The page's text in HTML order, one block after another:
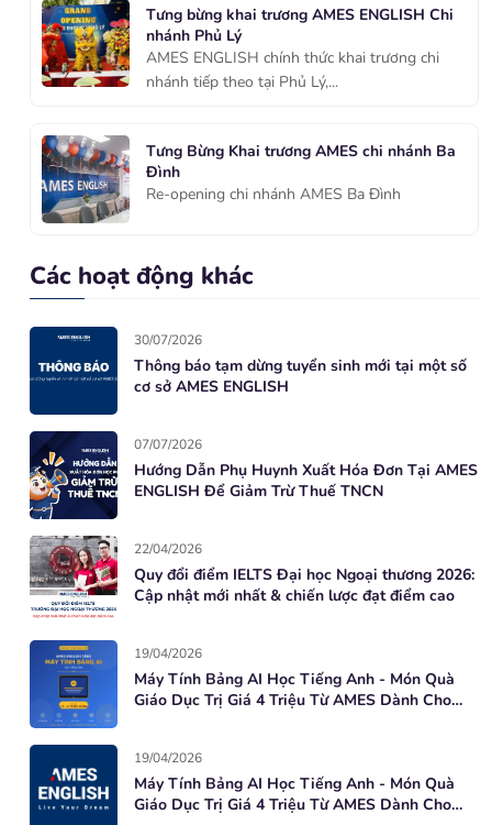
Tưng bừng khai trương AMES ENGLISH Chi
nhánh Phủ Lý
AMES ENGLISH chính thức khai trương chi
nhánh tiếp theo tại Phủ Lý,...
Tưng Bừng Khai trương AMES chi nhánh Ba
Đình
Re-opening chi nhánh AMES Ba Đình
Các hoạt động khác
30/07/2026
Thông báo tạm dừng tuyển sinh mới tại một số
cơ sở AMES ENGLISH
07/07/2026
Hướng Dẫn Phụ Huynh Xuất Hóa Đơn Tại AMES
ENGLISH Để Giảm Trừ Thuế TNCN
22/04/2026
Quy đổi điểm IELTS Đại học Ngoại thương 2026:
Cập nhật mới nhất & chiến lược đạt điểm cao
19/04/2026
Máy Tính Bảng AI Học Tiếng Anh - Món Quà
Giáo Dục Trị Giá 4 Triệu Từ AMES Dành Cho
19/04/2026
Máy Tính Bảng AI Học Tiếng Anh - Món Quà
Giáo Dục Trị Giá 4 Triệu Từ AMES Dành Cho